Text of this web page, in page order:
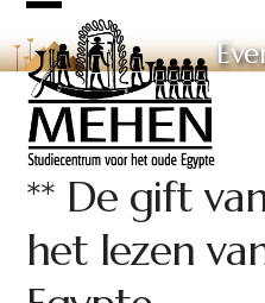
Skip
to
content
Open
mobile
menu
Close
mobile
menu
** De gift
het lezen